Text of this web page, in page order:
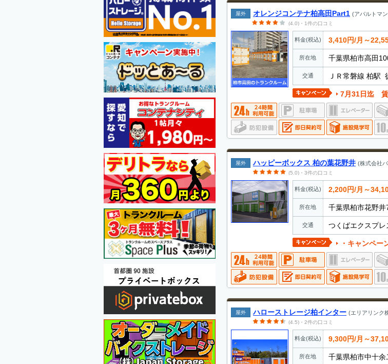
屋外 オレンジコンテナ柏高田Part1 (アパルトマ
(4.0)・1件の口コミ
料金(税込) 3,410円/月～
所在地 千葉県柏市高田
交通 ＪＲ常磐線 柏駅
7月31日迄 賃料2,200
屋外 ハッピーボックス 柏の葉花野井 (株式会社
(5.0)・3件の口コミ
料金(税込) 2,200円/月～
所在地 千葉県柏市花野
交通 つくばエクスプ
・キャンペーン
屋外 ハローストレージ柏インター (エリアリンク
(4.5)・2件の口コミ
料金(税込) 9,300円/月～
所在地 千葉県柏市中十余